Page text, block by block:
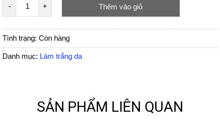
Thêm vào giỏ
Tình trạng: Còn hàng
Danh mục: Làm trắng da
SẢN PHẨM LIÊN QUAN